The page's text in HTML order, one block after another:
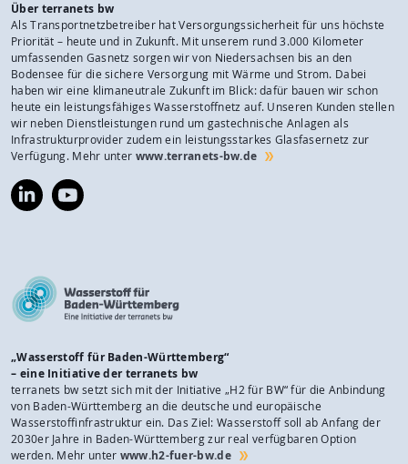
Über terranets bw
Als Transportnetzbetreiber hat Versorgungssicherheit für uns höchste
Priorität – heute und in Zukunft. Mit unserem rund 3.000 Kilometer
umfassenden Gasnetz sorgen wir von Niedersachsen bis an den
Bodensee für die sichere Versorgung mit Wärme und Strom. Dabei
haben wir eine klimaneutrale Zukunft im Blick: dafür bauen wir schon
heute ein leistungsfähiges Wasserstoffnetz auf. Unseren Kunden stellen
wir neben Dienstleistungen rund um gastechnische Anlagen als
Infrastrukturprovider zudem ein leistungsstarkes Glasfasernetz zur
Verfügung. Mehr unter www.terranets-bw.de
https://www.linkedin.com/company/terranets-
bw-
https://www.youtube.com/@terranetsbw
„Wasserstoff für Baden-Württemberg“
– eine Initiative der terranets bw
terranets bw setzt sich mit der Initiative „H2 für BW“ für die Anbindung
von Baden-Württemberg an die deutsche und europäische
Wasserstoffinfrastruktur ein. Das Ziel: Wasserstoff soll ab Anfang der
2030er Jahre in Baden-Württemberg zur real verfügbaren Option
werden. Mehr unter www.h2-fuer-bw.de